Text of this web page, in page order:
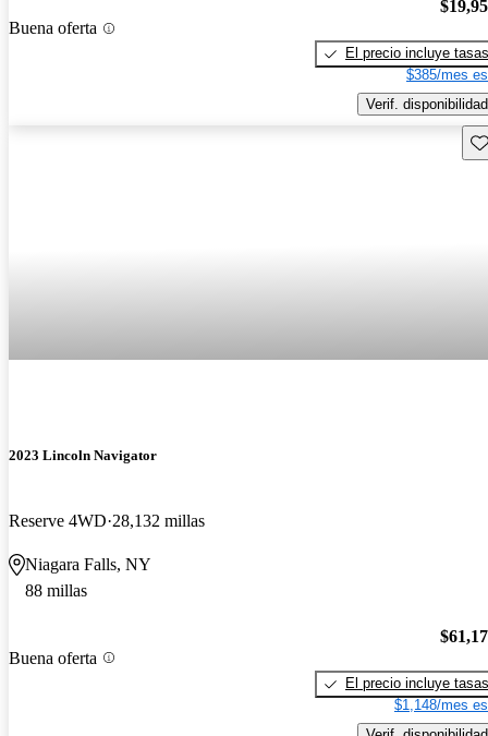
Buena oferta
El precio incluye tasas
$385/mes
Verif. disponibilidad
2023 Lincoln Navigator
Reserve 4WD 28,132 millas
Niagara Falls, NY
88 millas
Buena oferta
El precio incluye tasas
$1,148/mes